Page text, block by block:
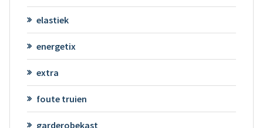
elastiek
energetix
extra
foute truien
garderobekast